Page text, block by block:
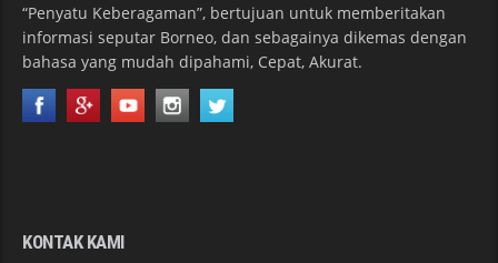
“Penyatu Keberagaman”, bertujuan untuk memberitakan
informasi seputar Borneo, dan sebagainya dikemas dengan
bahasa yang mudah dipahami, Cepat, Akurat.
KONTAK KAMI